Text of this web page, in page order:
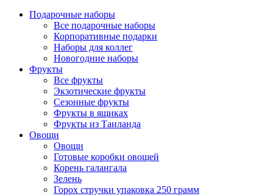
Подарочные наборы
Все подарочные наборы
Корпоративные подарки
Наборы для коллег
Новогодние наборы
Фрукты
Все фрукты
Экзотические фрукты
Сезонные фрукты
Фрукты в ящиках
Фрукты из Таиланда
Овощи
Овощи
Готовые коробки овощей
Корень галангала
Зелень
Горох стручки упаковка 250 грамм